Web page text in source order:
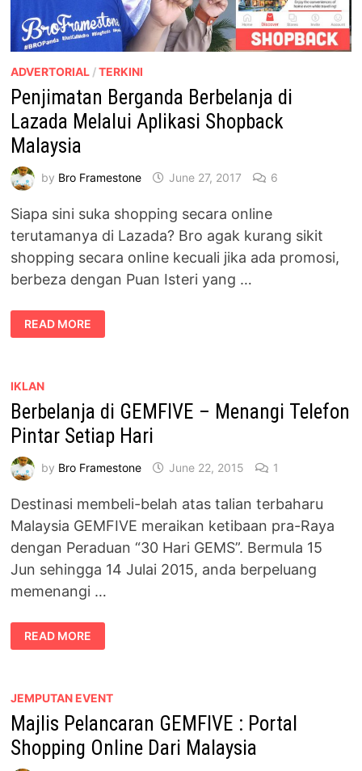
ADVERTORIAL /TERKINI
Penjimatan Berganda Berbelanja di
Lazada Melalui Aplikasi Shopback
Malaysia
by Bro Framestone June 27, 2017 6
Siapa sini suka shopping secara online
terutamanya di Lazada? Bro agak kurang sikit
shopping secara online kecuali jika ada promosi,
berbeza dengan Puan Isteri yang …
PENJIMATAN
BERGANDA
BERBELANJA
APLIKASI
MALAYSIA
READ MORE
IKLAN
Berbelanja di GEMFIVE – Menangi Telefon
Pintar Setiap Hari
by Bro Framestone June 22, 2015 1
Destinasi membeli-belah atas talian terbaharu
Malaysia GEMFIVE meraikan ketibaan pra-Raya
dengan Peraduan “30 Hari GEMS”. Bermula 15
Jun sehingga 14 Julai 2015, anda berpeluang
memenangi …
BERBELANJA
DI
GEMFIVE
PINTAR
HARI
READ MORE
JEMPUTAN EVENT
Majlis Pelancaran GEMFIVE : Portal
Shopping Online Dari Malaysia